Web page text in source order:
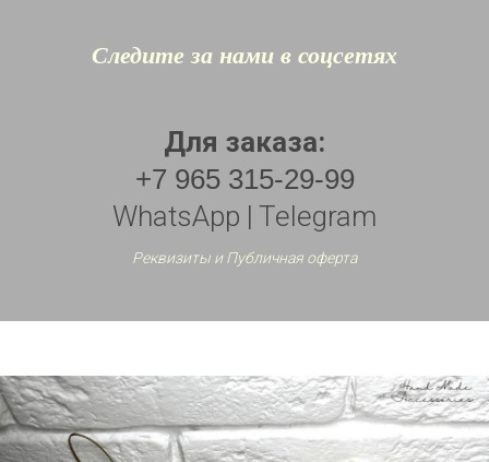
Следите за нами в соцсетях
Для заказа:
+7 965 315-29-99
WhatsApp | Telegram
Реквизиты и Публичная оферта